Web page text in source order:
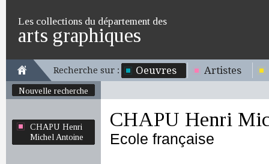
Les collections du département des
arts graphiques
Recherche sur : Oeuvres Artistes
Nouvelle recherche
CHAPU Henri
Michel Antoine
CHAPU Henri
Ecole française